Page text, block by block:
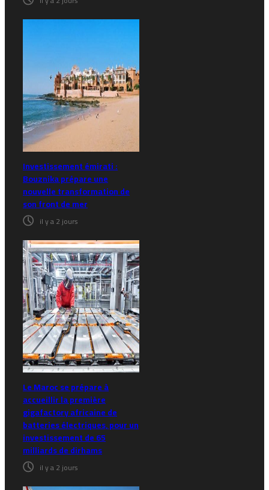
Investissement émirati :
Bouznika prépare une
nouvelle transformation de
son front de mer
il y a 2 jours
Le Maroc se prépare à
accueillir la première
gigafactory africaine de
batteries électriques, pour un
investissement de 65
milliards de dirhams
il y a 2 jours